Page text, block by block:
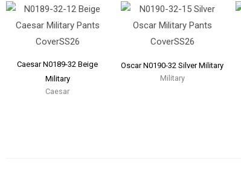
Caesar N0189-32 Beige
Military
Caesar
Oscar N0190-32 Silver Military
Military